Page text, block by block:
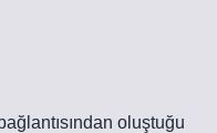
oluştuğu